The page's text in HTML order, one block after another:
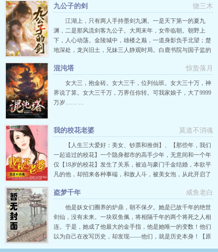
格！ …
饶三木
九公子的剑
江湖上，只有两人手持墨剑九渊。一是天下第一的夏九
渊，二是那风流剑客九公子。大周末年，女帝临朝。朝野上
下，人心动荡。金陵城中，雄楼之巅，一道身影负手北望；楚
地深处，龙兴旧土，兄妹三人静观时局。白鹿书院与国子监的
衡多年的北疆也开始摩擦不断。这盘牵动天下的棋局，皆从金
陵城一位青衫书生的出现，悄然落子。“我叫夏仁，也叫夏九
渊，太平教教主，江湖人称九公子…
惊蛰落月
混沌塔
女大三，抱金砖。女大三千，位列仙班。女大三十万，神
界说了算。女大三千万，万界任你转。可我家娘子，大了9999
万岁…… …
莫道不消魂
我的校花老婆
【人生三大爱好：美女、钞票和推倒】、【那些年，我们
一起追过的校花】一个隐身都市的高手少年，无意间和一个年
仅【18岁的校花】发生了关系，被迫与豪门千金结婚，本欲平
凡的他，却招来各种事端，和敌人斗，被美女泡，从此开启了
的接受了各色美女的垂青。【如果你是男人，应该点进这本书
看看，你会学到如何让老婆死心塌地爱上你。】【如果 …
咸鱼老白
盗梦千年
他是妖女们圈养的炉鼎，朝不保夕。她是已故千年的绝世
剑仙，没有未来。一块双鱼佩，将相隔千年的两个将死之人相
连。于是，她成了他最大的金手指，他是她唯一的变数！他们
以为自己在改写历史，却发现——他们，就是历史本身！【原